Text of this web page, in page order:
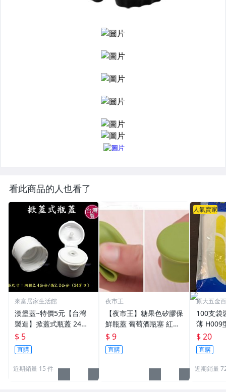
看此商品的人也看了
來富居家生活館
漢堡蓋~特價5元【台灣
製造】掀蓋式瓶蓋 24牙
蝴蝶蓋 美安等滲透系列
產品的上蓋 來富居家生
活館 新竹
$ 5
直購
近期銷量 15 件
夜市王
【夜市王】糖果色矽膠保
鮮瓶蓋 葡萄酒瓶塞 紅酒
塞 啤酒調味瓶塞 矽膠瓶
蓋9元
$ 9
直購
人氣賣家
原大五金
100支袋
薄 H009
雞手套
$ 20
直購
近期銷量